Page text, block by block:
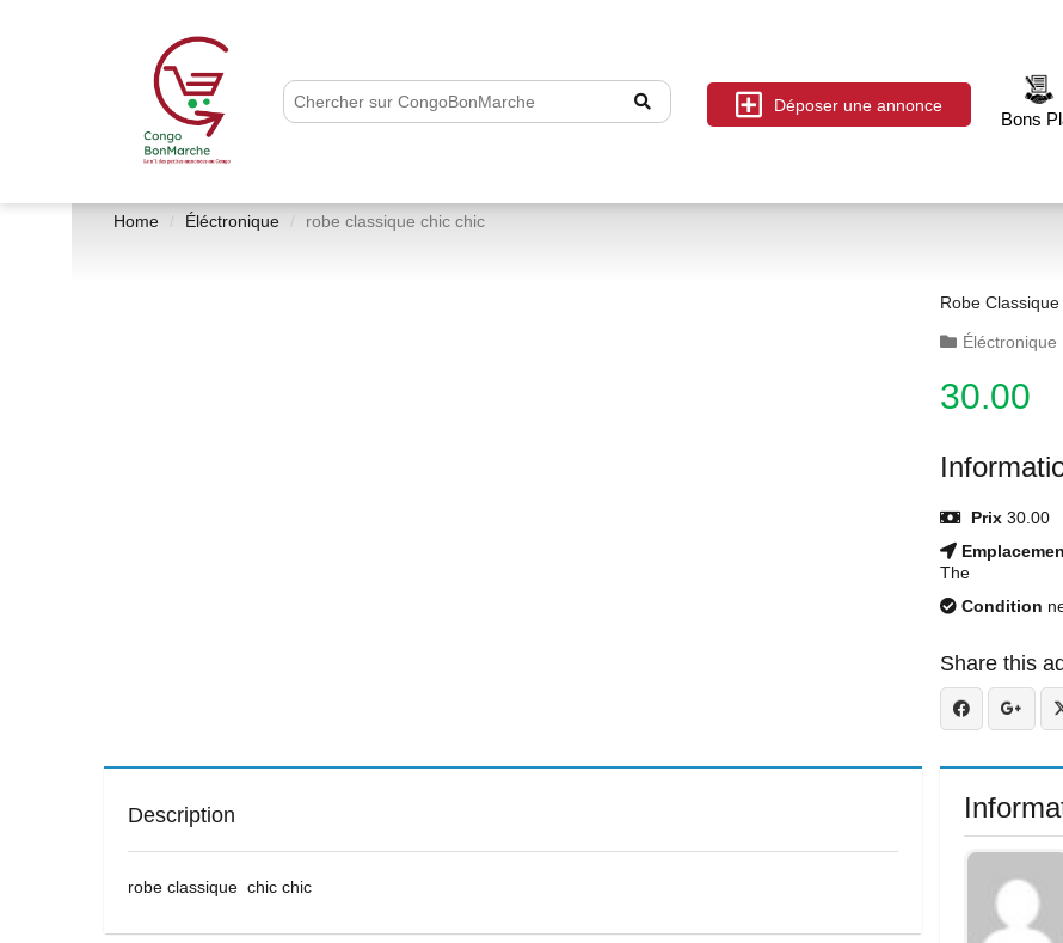
Déposer une annonce
Bons
Home Éléctronique robe classique chic chic
Éléctronique
30.00
Prix 30.00
The
Condition
Share this ad
Description
robe classique chic chic